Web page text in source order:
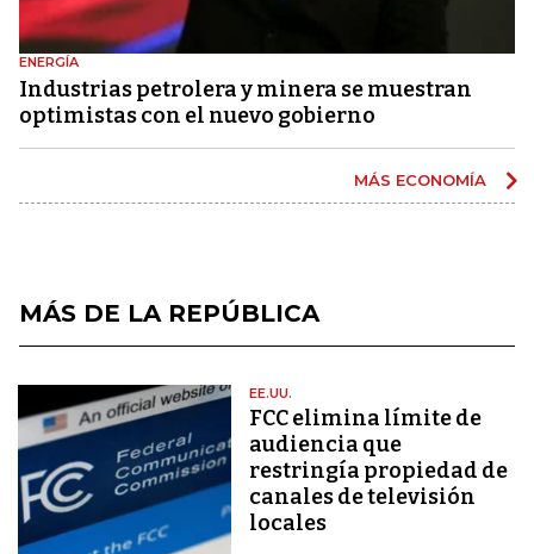
ENERGÍA
Industrias petrolera y minera se muestran
optimistas con el nuevo gobierno
MÁS ECONOMÍA
MÁS DE LA REPÚBLICA
EE.UU.
FCC elimina límite de
audiencia que
restringía propiedad de
canales de televisión
locales